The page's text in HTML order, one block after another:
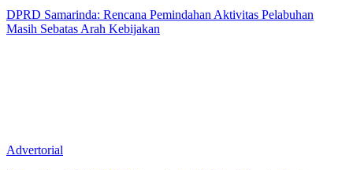
DPRD Samarinda: Rencana Pemindahan Aktivitas Pelabuhan
Masih Sebatas Arah Kebijakan
Advertorial